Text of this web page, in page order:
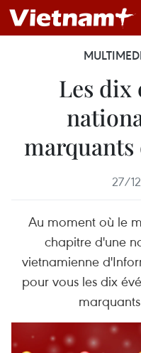
Les dix
marquants
27/
Au moment où le
chapitre d'une
vietnamienne
pour vous les dix